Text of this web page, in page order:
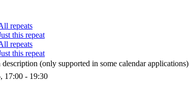
repeats
this repeat
repeats
this repeat
(only supported in some calendar applications)
17:00 - 19:30